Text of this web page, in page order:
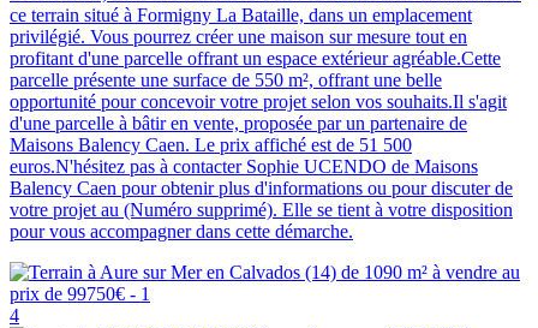
ce terrain situé à Formigny La Bataille, dans un emplacement
privilégié. Vous pourrez créer une maison sur mesure tout en
profitant d'une parcelle offrant un espace extérieur agréable.Cette
parcelle présente une surface de 550 m², offrant une belle
opportunité pour concevoir votre projet selon vos souhaits.Il s'agit
d'une parcelle à bâtir en vente, proposée par un partenaire de
Maisons Balency Caen. Le prix affiché est de 51 500
euros.N'hésitez pas à contacter Sophie UCENDO de Maisons
Balency Caen pour obtenir plus d'informations ou pour discuter de
votre projet au (Numéro supprimé). Elle se tient à votre disposition
pour vous accompagner dans cette démarche.
4